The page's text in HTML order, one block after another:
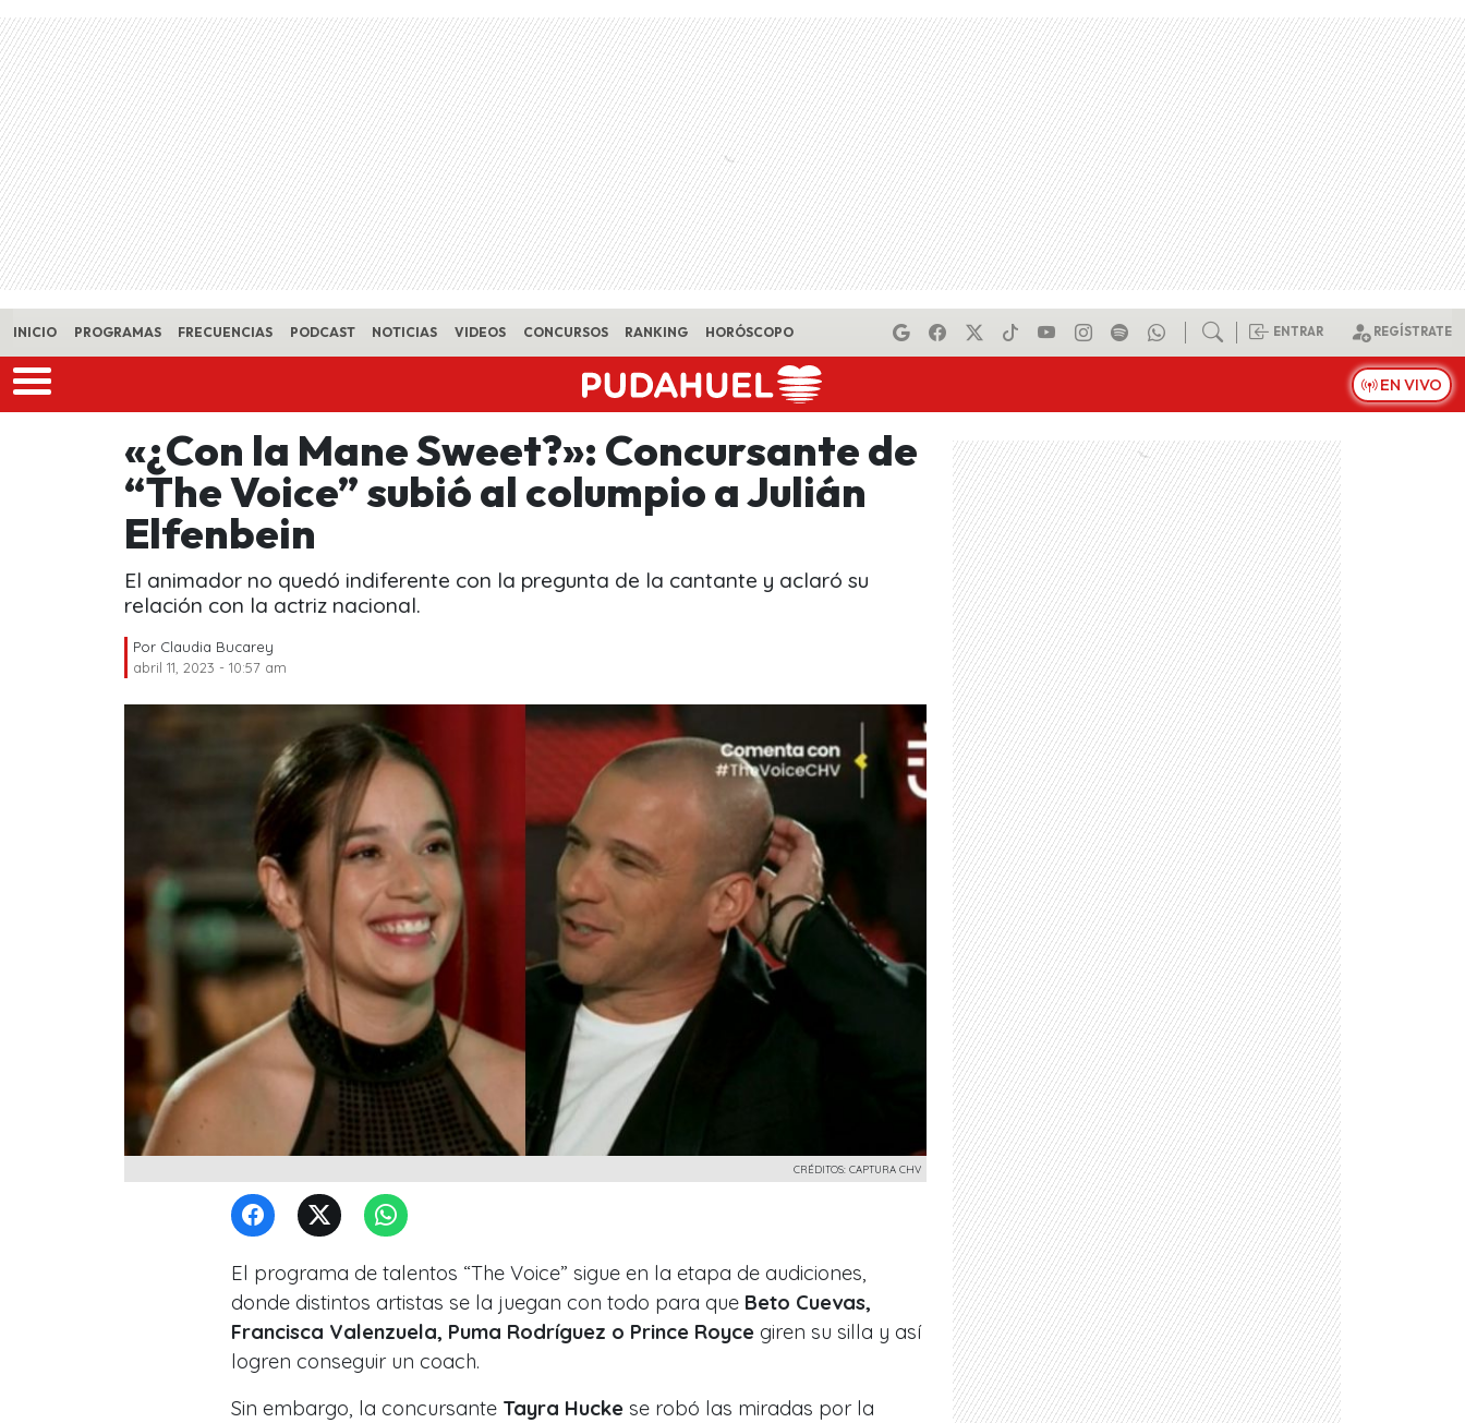
Skip to main content
INICIO PROGRAMAS FRECUENCIAS PODCAST NOTICIAS VIDEOS CONCURSOS RANKING HORÓSCOPO ENTRAR REGÍSTRATE
EN VIVO
«¿Con la Mane Sweet?»: Concursante de
“The Voice” subió al columpio a Julián
Elfenbein
El animador no quedó indiferente con la pregunta de la cantante y aclaró su
relación con la actriz nacional.
Por Claudia Bucarey
abril 11, 2023 - 10:57 am
CRÉDITOS: CAPTURA CHV
El programa de talentos “The Voice” sigue en la etapa de audiciones,
donde distintos artistas se la juegan con todo para que Beto Cuevas,
Francisca Valenzuela, Puma Rodríguez o Prince Royce giren su silla y así
logren conseguir un coach.
Sin embargo, la concursante Tayra Hucke se robó las miradas por la